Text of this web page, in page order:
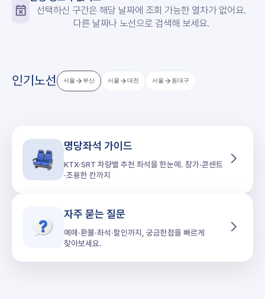
선택하신 구간은 해당 날짜에 조회 가능한 열차가 없어요.
다른 날짜나 노선으로 검색해 보세요.
인기노선 서울 부산 서울 대전 서울 동대구
명당좌석 가이드
KTX·SRT 차량별 추천 좌석을 한눈에. 창가·콘센트
·조용한 칸까지
자주 묻는 질문
예매·환불·좌석·할인까지, 궁금한점을 빠르게
찾아보세요.